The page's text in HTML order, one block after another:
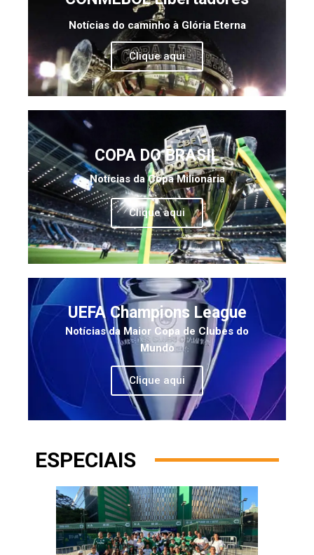
Notícias do caminho à Glória Eterna
Clique aqui
COPA DO BRASIL
Notícias da Copa Milionária
Clique aqui
UEFA Champions League
Notícias da Maior Copa de Clubes do
Mundo
Clique aqui
ESPECIAIS